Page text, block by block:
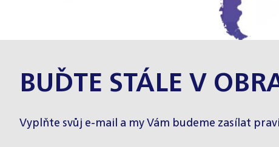
BUĎTE STÁLE V
Vyplňte svůj e-mail a my Vám budeme zasílat